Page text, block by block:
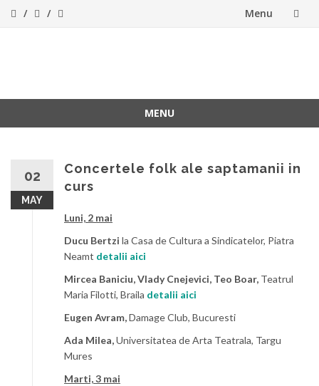
Menu
MENU
02
MAY
Concertele folk ale saptamanii in
curs
Luni, 2 mai
Ducu Bertzi la Casa de Cultura a Sindicatelor, Piatra
Neamt detalii aici
Mircea Baniciu, Vlady Cnejevici, Teo Boar, Teatrul
Maria Filotti, Braila detalii aici
Eugen Avram,Damage Club, Bucuresti
Ada Milea,Universitatea de Arta Teatrala, Targu
Mures
Marti, 3 mai